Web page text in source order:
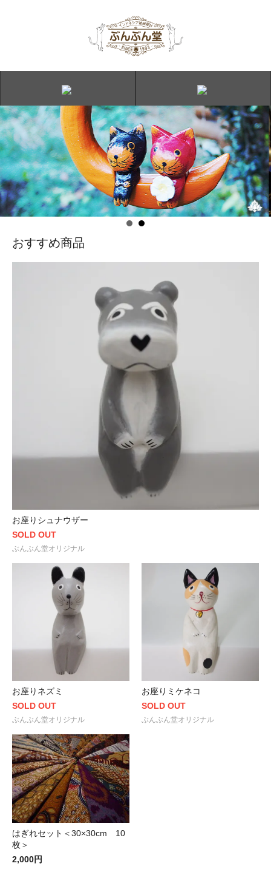
おすすめ商品
お座りシュナウザー
SOLD OUT
ぶんぶん堂オリジナル
お座りネズミ
SOLD OUT
ぶんぶん堂オリジナル
お座りミケネコ
SOLD OUT
ぶんぶん堂オリジナル
はぎれセット＜30×30cm 10
枚＞
2,000円